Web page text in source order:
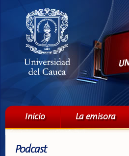
Menú principal
Inicio La emisora
Podcast